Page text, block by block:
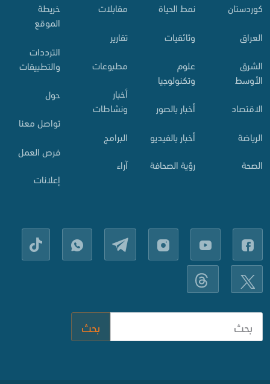
کوردستان
العراق
الشرق
الأوسط
الاقتصاد
الرياضة
الصحة
نمط الحياة
وثائقيات
علوم
وتكنولوجيا
أخبار بالصور
أخبار بالفيديو
رؤية الصحافة
مقابلات
تقارير
مطبوعات
أخبار
ونشاطات
البرامج
آراء
خريطة
الموقع
الترددات
والتطبيقات
حول
تواصل معنا
فرص العمل
إعلانات
بحث